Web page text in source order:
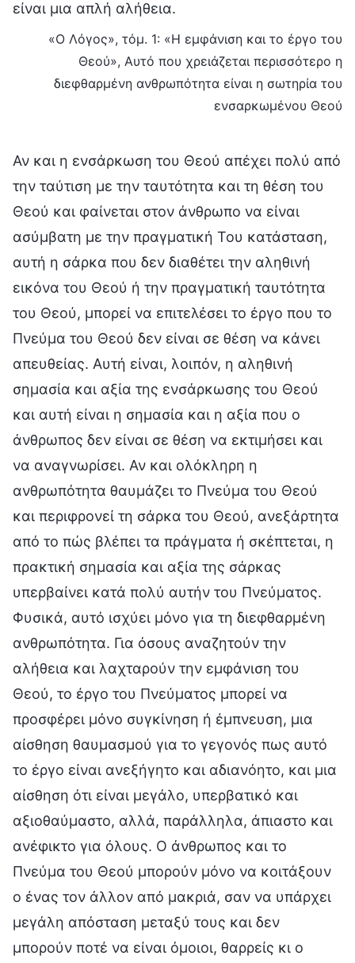
είναι μια απλή αλήθεια.
«Ο Λόγος», τόμ. 1: «Η εμφάνιση και το έργο του
Θεού», Αυτό που χρειάζεται περισσότερο η
διεφθαρμένη ανθρωπότητα είναι η σωτηρία του
ενσαρκωμένου Θεού
Αν και η ενσάρκωση του Θεού απέχει πολύ από
την ταύτιση με την ταυτότητα και τη θέση του
Θεού και φαίνεται στον άνθρωπο να είναι
ασύμβατη με την πραγματική Του κατάσταση,
αυτή η σάρκα που δεν διαθέτει την αληθινή
εικόνα του Θεού ή την πραγματική ταυτότητα
του Θεού, μπορεί να επιτελέσει το έργο που το
Πνεύμα του Θεού δεν είναι σε θέση να κάνει
απευθείας. Αυτή είναι, λοιπόν, η αληθινή
σημασία και αξία της ενσάρκωσης του Θεού
και αυτή είναι η σημασία και η αξία που ο
άνθρωπος δεν είναι σε θέση να εκτιμήσει και
να αναγνωρίσει. Αν και ολόκληρη η
ανθρωπότητα θαυμάζει το Πνεύμα του Θεού
και περιφρονεί τη σάρκα του Θεού, ανεξάρτητα
από το πώς βλέπει τα πράγματα ή σκέπτεται, η
πρακτική σημασία και αξία της σάρκας
υπερβαίνει κατά πολύ αυτήν του Πνεύματος.
Φυσικά, αυτό ισχύει μόνο για τη διεφθαρμένη
ανθρωπότητα. Για όσους αναζητούν την
αλήθεια και λαχταρούν την εμφάνιση του
Θεού, το έργο του Πνεύματος μπορεί να
προσφέρει μόνο συγκίνηση ή έμπνευση, μια
αίσθηση θαυμασμού για το γεγονός πως αυτό
το έργο είναι ανεξήγητο και αδιανόητο, και μια
αίσθηση ότι είναι μεγάλο, υπερβατικό και
αξιοθαύμαστο, αλλά, παράλληλα, άπιαστο και
ανέφικτο για όλους. Ο άνθρωπος και το
Πνεύμα του Θεού μπορούν μόνο να κοιτάξουν
ο ένας τον άλλον από μακριά, σαν να υπάρχει
μεγάλη απόσταση μεταξύ τους και δεν
μπορούν ποτέ να είναι όμοιοι, θαρρείς κι ο